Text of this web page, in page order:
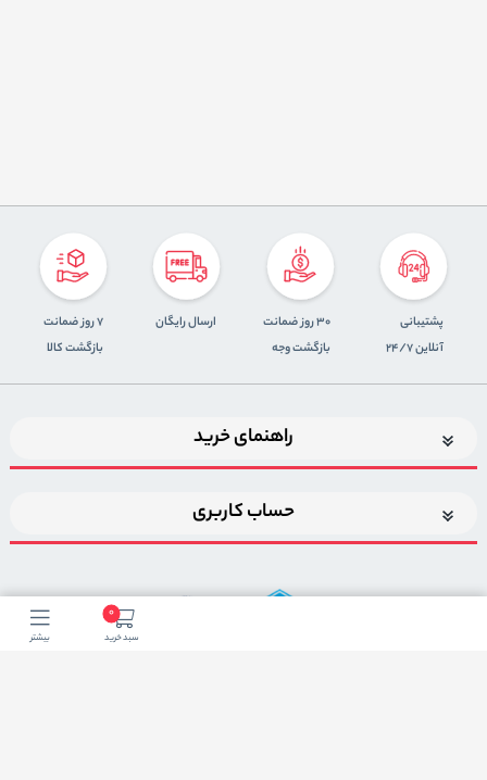
0
سبد خرید بیشتر
پشتیبانی
آنلاین 24/7
30 روز ضمانت
بازگشت وجه
ارسال رایگان
7 روز ضمانت
بازگشت کالا
راهنمای خرید
حساب کاربری